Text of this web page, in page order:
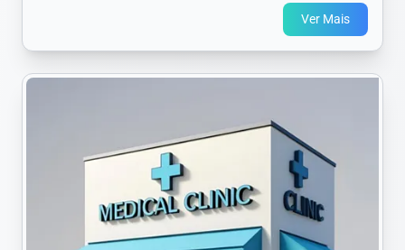
Ver Mais